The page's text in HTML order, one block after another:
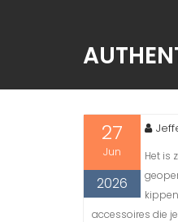
27
Jun
2026
Het is
accessoires die